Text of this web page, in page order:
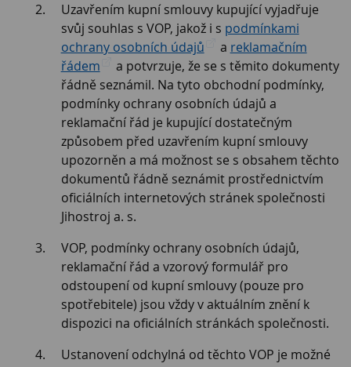
Uzavřením kupní smlouvy kupující vyjadřuje
svůj souhlas s VOP, jakož i s podmínkami
ochrany osobních údajů
a reklamačním
řádem
a potvrzuje, že se s těmito dokumenty
řádně seznámil. Na tyto obchodní podmínky,
podmínky ochrany osobních údajů a
reklamační řád je kupující dostatečným
způsobem před uzavřením kupní smlouvy
upozorněn a má možnost se s obsahem těchto
dokumentů řádně seznámit prostřednictvím
oficiálních internetových stránek společnosti
Jihostroj a. s.
VOP, podmínky ochrany osobních údajů,
reklamační řád a vzorový formulář pro
odstoupení od kupní smlouvy (pouze pro
spotřebitele) jsou vždy v aktuálním znění k
dispozici na oficiálních stránkách společnosti.
Ustanovení odchylná od těchto VOP je možné